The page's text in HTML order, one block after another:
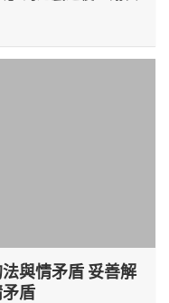
與情矛盾 妥善解
盾